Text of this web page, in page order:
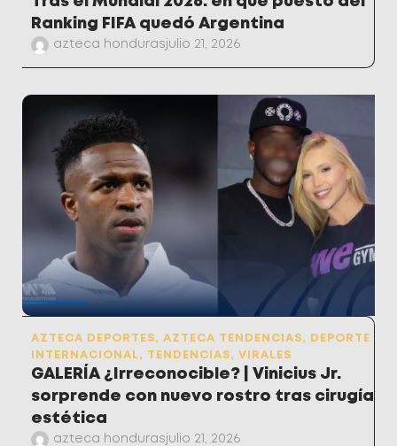
Ranking FIFA quedó Argentina
azteca honduras julio 21, 2026
AZTECA DEPORTES, AZTECA TENDENCIAS,
DEPORTE
INTERNACIONAL, TENDENCIAS, VIRALES
GALERÍA ¿Irreconocible? | Vinicius Jr.
sorprende con nuevo rostro tras cirugía
estética
azteca honduras julio 21, 2026